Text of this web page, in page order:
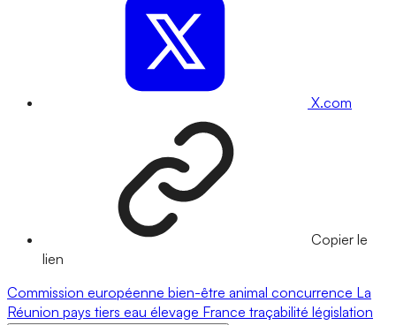
X.com
Copier le
lien
Commission européenne bien-être animal concurrence La
Réunion pays tiers eau élevage France traçabilité législation